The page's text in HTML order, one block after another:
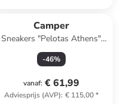
Camper
Sneakers "Pelotas Athens"
beige
-46%
vanaf: € 61,99
Adviesprijs (AVP): € 115,00*